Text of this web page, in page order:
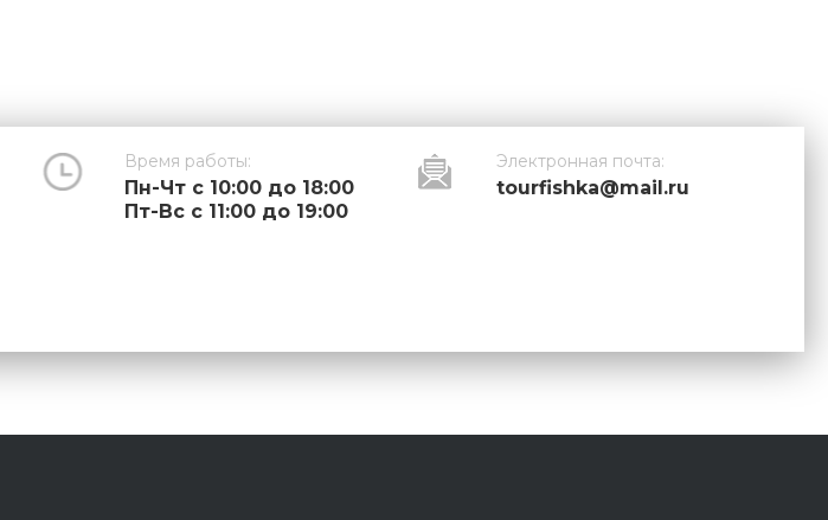
Время работы:
Пн-Чт с 10:00 до 18:00
Пт-Вс с 11:00 до 19:00
Электронная почта:
tourfishka@mail.ru